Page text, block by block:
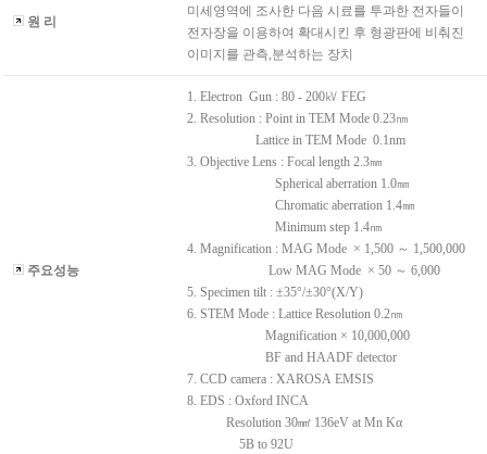
원 리
미세영역에 조사한 다음 시료를 투과한 전자들이
전자장을 이용하여 확대시킨 후 형광판에 비춰진
이미지를 관측,분석하는 장치
주요성능
1. Electron Gun : 80 - 200㎸ FEG
2. Resolution : Point in TEM Mode 0.23㎚
Lattice in TEM Mode 0.1nm
3. Objective Lens : Focal length 2.3㎜
Spherical aberration 1.0㎜
Chromatic aberration 1.4㎜
Minimum step 1.4㎚
4. Magnification : MAG Mode × 1,500 ～ 1,500,000
Low MAG Mode × 50 ～
5. Specimen tilt : ±35°/±30°(X/Y)
6. STEM Mode : Lattice Resolution 0.2㎚
Magnification × 10,000,000
BF and HAADF detector
7. CCD camera : XAROSA EMSIS
8. EDS : Oxford INCA
Resolution 30㎟ 136eV at Mn Kα
5B to 92U